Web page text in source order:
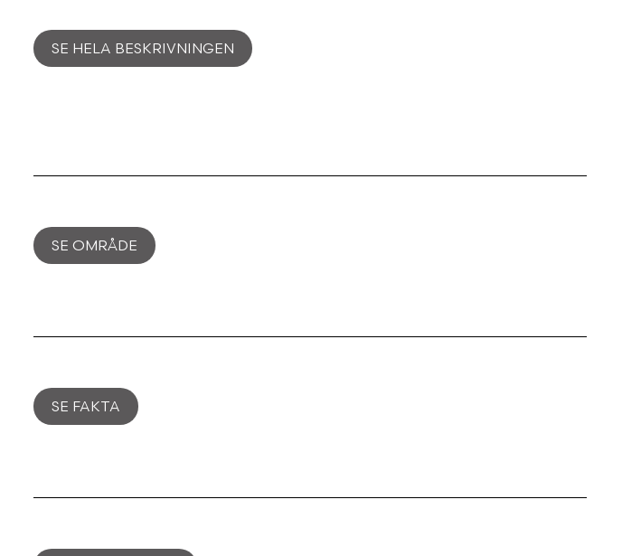
SE HELA BESKRIVNINGEN
SE OMRÅDE
SE FAKTA